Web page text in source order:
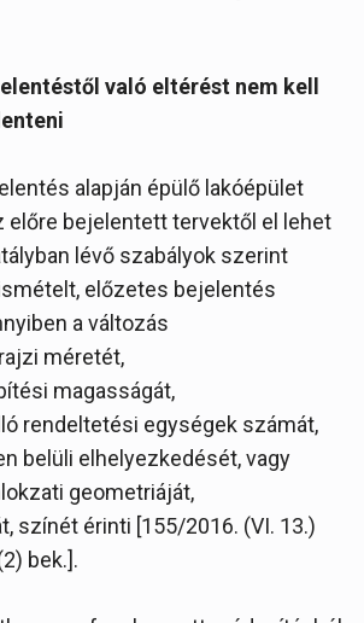
való eltérést nem kell
alapján épülő lakóépület
előre bejelentett tervektől el lehet
lévő szabályok szerint
előzetes bejelentés
a változás
méretét,
magasságát,
rendeltetési egységek számát,
belüli elhelyezkedését, vagy
geometriáját,
színét érinti [155/2016. (VI. 13.)
bek.].